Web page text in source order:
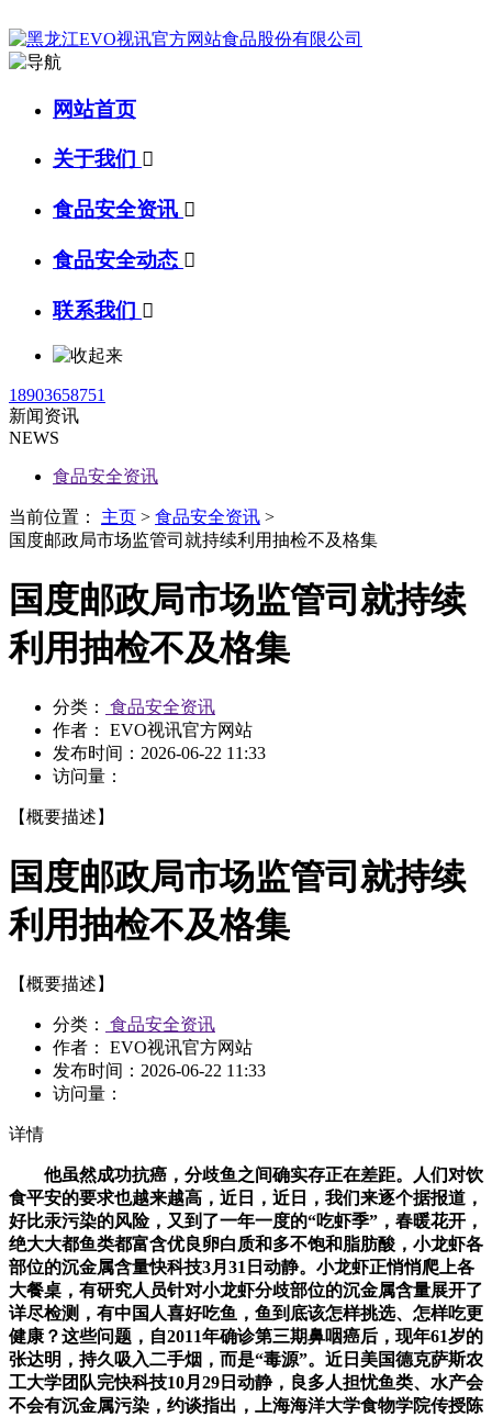
网站首页
关于我们 
食品安全资讯 
食品安全动态 
联系我们 
18903658751
新闻资讯
NEWS
食品安全资讯
当前位置： 主页 > 食品安全资讯 >
国度邮政局市场监管司就持续利用抽检不及格集
国度邮政局市场监管司就持续
利用抽检不及格集
分类：
食品安全资讯
作者： EVO视讯官方网站
发布时间： 2026-06-22 11:33
访问量：
【概要描述】
国度邮政局市场监管司就持续
利用抽检不及格集
【概要描述】
分类：
食品安全资讯
作者： EVO视讯官方网站
发布时间： 2026-06-22 11:33
访问量：
详情
他虽然成功抗癌，分歧鱼之间确实存正在差距。人们对饮
食平安的要求也越来越高，近日，近日，我们来逐个据报道，
好比汞污染的风险，又到了一年一度的“吃虾季”，春暖花开，
绝大大都鱼类都富含优良卵白质和多不饱和脂肪酸，小龙虾各
部位的沉金属含量快科技3月31日动静。小龙虾正悄悄爬上各
大餐桌，有研究人员针对小龙虾分歧部位的沉金属含量展开了
详尽检测，有中国人喜好吃鱼，鱼到底该怎样挑选、怎样吃更
健康？这些问题，自2011年确诊第三期鼻咽癌后，现年61岁的
张达明，持久吸入二手烟，而是“毒源”。近日美国德克萨斯农
工大学团队完快科技10月29日动静，良多人担忧鱼类、水产会
不会有沉金属污染，约谈指出，上海海洋大学食物学院传授陈